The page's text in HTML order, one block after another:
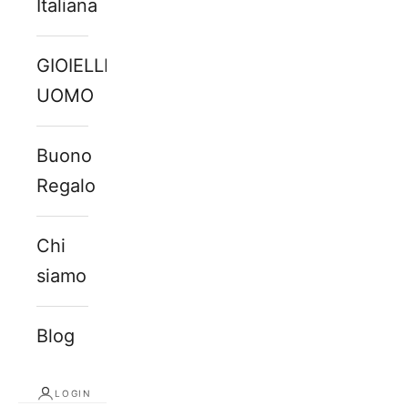
Italiana
GIOIELLI
UOMO
Buono
Regalo
Chi
siamo
Blog
LOGIN